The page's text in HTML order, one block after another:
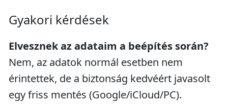
Gyakori kérdések
Elvesznek az adataim a beépítés során?
Nem, az adatok normál esetben nem
érintettek, de a biztonság kedvéért javasolt
egy friss mentés (Google/iCloud/PC).